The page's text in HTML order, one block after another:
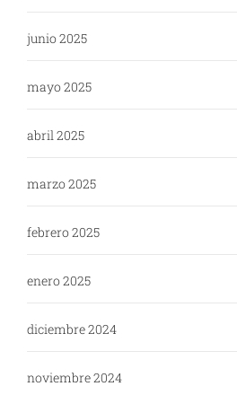
junio 2025
mayo 2025
abril 2025
marzo 2025
febrero 2025
enero 2025
diciembre 2024
noviembre 2024